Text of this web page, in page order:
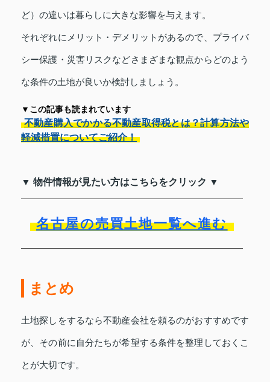
ど）の違いは暮らしに大きな影響を与えます。
それぞれにメリット・デメリットがあるので、プライバ
シー保護・災害リスクなどさまざまな観点からどのよう
な条件の土地が良いか検討しましょう。
▼この記事も読まれています
不動産購入でかかる不動産取得税とは？計算方法や
軽減措置についてご紹介！
▼ 物件情報が見たい方はこちらをクリック ▼
名古屋の売買土地一覧へ進む
まとめ
土地探しをするなら不動産会社を頼るのがおすすめです
が、その前に自分たちが希望する条件を整理しておくこ
とが大切です。